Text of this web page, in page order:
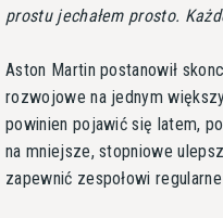
prostu jechałem prosto.
Aston Martin postanowił
rozwojowe na jednym
powinien pojawić się latem,
na mniejsze, stopniowe
zapewnić zespołowi